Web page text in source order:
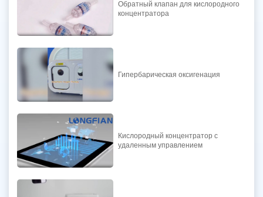
Обратный клапан для кислородного
концентратора
Гипербарическая оксигенация
Кислородный концентратор с
удаленным управлением